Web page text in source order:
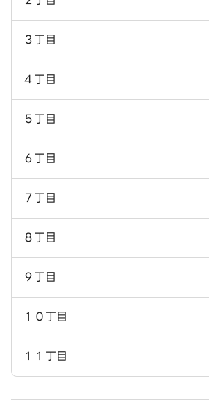
３丁目
４丁目
５丁目
６丁目
７丁目
８丁目
９丁目
１０丁目
１１丁目